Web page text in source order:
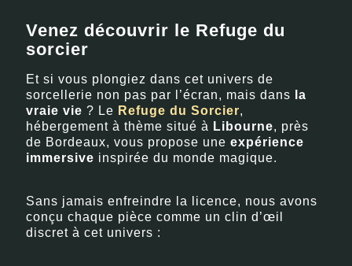
Venez découvrir le Refuge du
sorcier
Et si vous plongiez dans cet univers de
sorcellerie non pas par l’écran, mais dans
la
vraie vie ? Le Refuge du Sorcier,
hébergement à thème situé à Libourne, près
de Bordeaux, vous propose uneexpérience
immersive inspirée du monde magique.
Sans jamais enfreindre la licence, nous avons
conçu chaque pièce comme un clin d’œil
discret à cet univers :